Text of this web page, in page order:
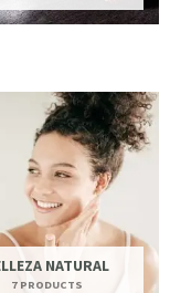
NATURAL
7 PRODUCTS